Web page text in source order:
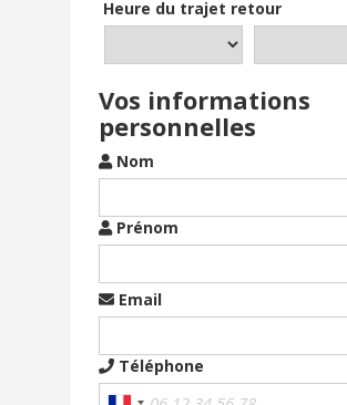
Heure du trajet retour
Vos informations
personnelles
Nom
Prénom
Email
Téléphone